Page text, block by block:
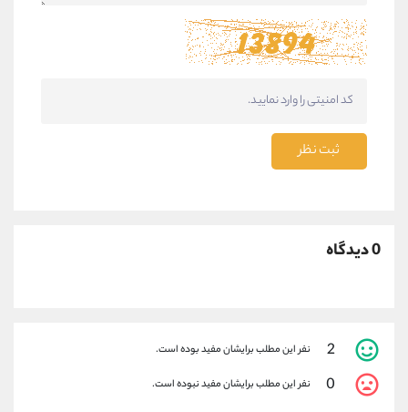
ثبت نظر
0 دیدگاه
2 نفر این مطلب برایشان مفید بوده است.
0 نفر این مطلب برایشان مفید نبوده است.